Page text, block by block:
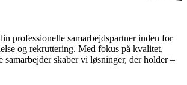
professionelle samarbejdspartner inden for
og rekruttering. Med fokus på kvalitet,
skaber vi løsninger, der holder –